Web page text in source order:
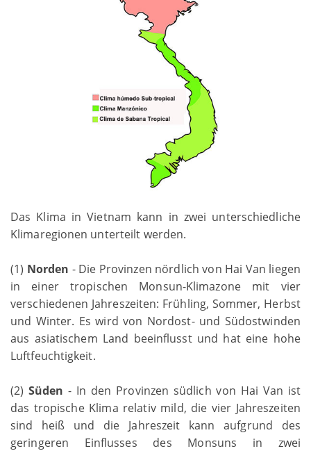
Das Klima in Vietnam kann in zwei unterschiedliche
Klimaregionen unterteilt werden.
(1) Norden - Die Provinzen nördlich von Hai Van liegen
in einer tropischen Monsun-Klimazone mit vier
verschiedenen Jahreszeiten: Frühling, Sommer, Herbst
und Winter. Es wird von Nordost- und Südostwinden
aus asiatischem Land beeinflusst und hat eine hohe
Luftfeuchtigkeit.
(2)Süden- In den Provinzen südlich von Hai Van ist
das tropische Klima relativ mild, die vier Jahreszeiten
sind heiß und die Jahreszeit kann aufgrund des
geringeren Einflusses des Monsuns in zwei